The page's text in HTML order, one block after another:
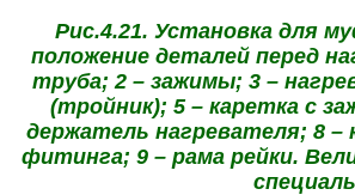
Рис.4.21. Установка для
положение деталей перед
труба; 2 – зажимы; 3 –
(тройник); 5 – каретка с
держатель нагревателя; 8 –
фитинга; 9 – рама рейки.